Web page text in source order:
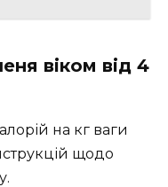
віком від 4
на кг ваги
щодо